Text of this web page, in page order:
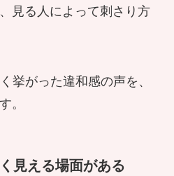
見る人によって刺さり方
挙がった違和感の声を、
。
見える場面がある